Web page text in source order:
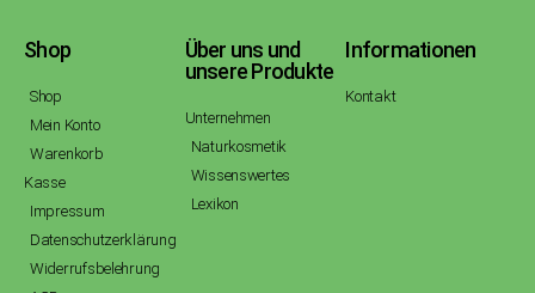
Shop
Shop
Mein Konto
Warenkorb
Kasse
Impressum
Datenschutzerklärung
Widerrufsbelehrung
Über uns und
unsere Produkte
Unternehmen
Naturkosmetik
Wissenswertes
Lexikon
Informationen
Kontakt